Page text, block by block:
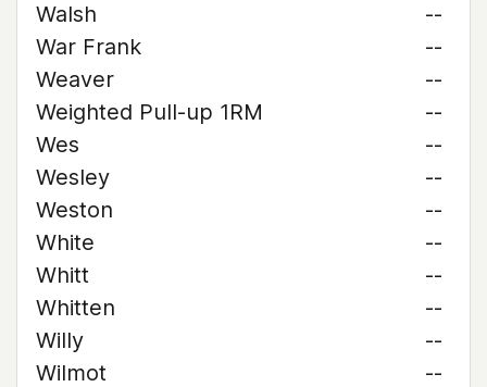
Walsh
--
War Frank
--
Weaver
--
Weighted Pull-up 1RM
--
Wes
--
Wesley
--
Weston
--
White
--
Whitt
--
Whitten
--
Willy
--
Wilmot
--